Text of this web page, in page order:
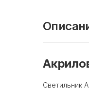
Светильник